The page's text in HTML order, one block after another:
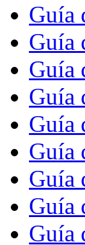
Guía
Guía
Guía
Guía
Guía
Guía
Guía
Guía
Guía